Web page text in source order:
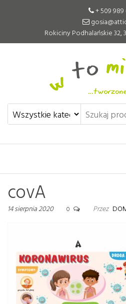
+ 509 989
Rokiciny Podhalańskie 32,
W to mi graj
covA
14 sierpnia 2020 0 Przez